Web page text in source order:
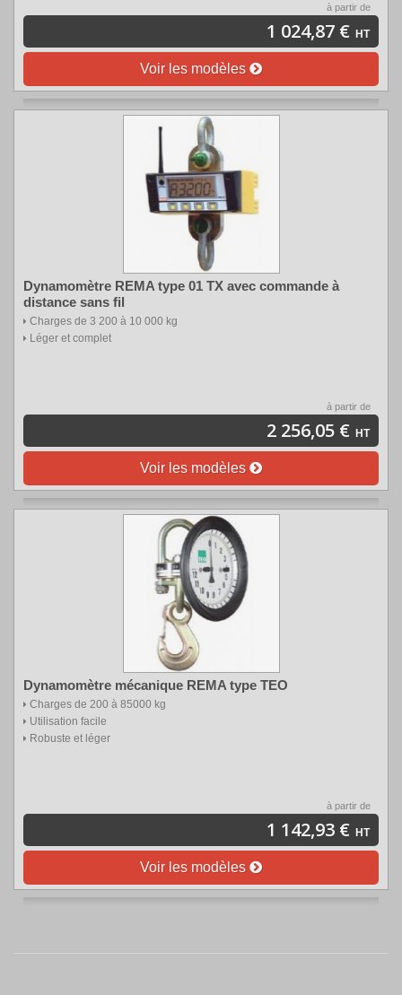
à partir de
1 024,87 € HT
Voir les modèles
Dynamomètre REMA type 01 TX avec commande à
distance sans fil
Charges de 3 200 à 10 000 kg
Léger et complet
à partir de
2 256,05 € HT
Voir les modèles
Dynamomètre mécanique REMA type TEO
Charges de 200 à 85000 kg
Utilisation facile
Robuste et léger
à partir de
1 142,93 € HT
Voir les modèles